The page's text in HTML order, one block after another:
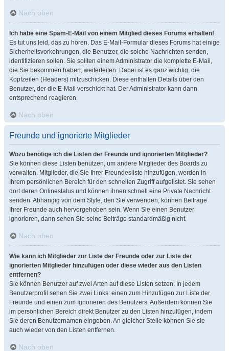
Nach oben
Ich habe eine Spam-E-Mail von einem Mitglied dieses Forums erhalten!
Es tut uns leid, das zu hören. Das E-Mail-Formular dieses Forums hat einige
Sicherheitsvorkehrungen, die Benutzer, die solche Nachrichten senden,
identifizieren sollen. Sie sollten einem Administrator die komplette E-Mail,
die Sie bekommen haben, weiterleiten. Dabei ist es ganz wichtig, die
Kopfzeilen (Headers) mitzuschicken. Diese enthalten Details über den
Benutzer, der die E-Mail verschickt hat. Der Administrator kann dann
entsprechend reagieren.
Nach oben
Freunde und ignorierte Mitglieder
Wozu benötige ich die Listen der Freunde und ignorierten Mitglieder?
Sie können diese Listen benutzen, um andere Mitglieder des Boards zu
verwalten. Mitglieder, die Sie Ihrer Freundesliste hinzufügen, werden in
Ihrem persönlichen Bereich für den schnellen Zugriff aufgelistet. Sie sehen
dort deren Onlinestatus und können ihnen schnell eine Private Nachricht
senden. Abhängig von dem Style, den Sie verwenden, können Beiträge
Ihrer Freunde auch hervorgehoben sein. Wenn Sie einen Benutzer
ignorieren, dann sehen Sie seine Beiträge standardmäßig nicht.
Nach oben
Wie kann ich Mitglieder zur Liste der Freunde oder zur Liste der
ignorierten Mitglieder hinzufügen oder diese wieder aus den Listen
entfernen?
Sie können Benutzer auf zwei Arten auf diese Listen setzen: In jedem
Benutzerprofil sehen Sie zwei Links: einen zum Hinzufügen zur Liste der
Freunde und einen zum Ignorieren des Benutzers. Außerdem können Sie
im persönlichen Bereich direkt Benutzer zu den Listen hinzufügen, indem
Sie deren Benutzernamen eingeben. An gleicher Stelle können Sie sie
auch wieder von den Listen entfernen.
Nach oben